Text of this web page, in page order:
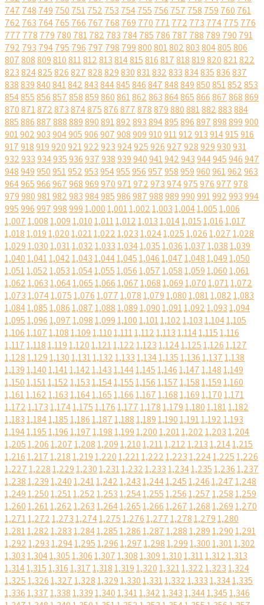
747 748 749 750 751752 753 754755 756 757 758 759 760 761
762 763 764765 766 767 768 769 770 771772 773 774775 776
777 778 779 780 781782 783 784785 786 787 788 789 790 791
792 793 794795 796 797 798 799800801802803804805806
807808809810811812813814815816817818819820821822
823824825826827828829830831832833834835836837
838839840841842843844845846847848849850851852853
854855856857858859860861862863864865866867868869
870871872873874875876877878879880881882883884
885886887888889890891892893894895896897898899900
901902903904905906907908909910911912913914915916
917918919920921922923924925926927928929930931
932933934935936937938939940941942943944945946947
948949950951952953954955956957958959960961962963
964965966967968969970971972973974975976977978
979980981982983984985986987988989990991992993994
9959969979989991,0001,0011,0021,0031,0041,0051,006
1,0071,0081,0091,0101,0111,0121,0131,0141,0151,0161,017
1,0181,0191,0201,0211,0221,0231,0241,0251,0261,0271,028
1,0291,0301,0311,0321,0331,0341,0351,0361,0371,0381,039
1,0401,0411,0421,0431,0441,0451,0461,0471,0481,0491,050
1,0511,0521,0531,0541,0551,0561,0571,0581,0591,0601,061
1,0621,0631,0641,0651,0661,0671,0681,0691,0701,0711,072
1,0731,0741,0751,0761,0771,0781,0791,0801,0811,0821,083
1,0841,0851,0861,0871,0881,0891,0901,0911,0921,0931,094
1,0951,0961,0971,0981,0991,1001,1011,1021,1031,1041,105
1,1061,1071,1081,1091,1101,1111,1121,1131,1141,1151,116
1,1171,1181,1191,1201,1211,1221,1231,1241,1251,1261,127
1,1281,1291,1301,1311,1321,1331,1341,1351,1361,1371,138
1,1391,1401,1411,1421,1431,1441,1451,1461,1471,1481,149
1,1501,1511,1521,1531,1541,1551,1561,1571,1581,1591,160
1,1611,1621,1631,1641,1651,1661,1671,1681,1691,1701,171
1,1721,1731,1741,1751,1761,1771,1781,1791,1801,1811,182
1,1831,1841,1851,1861,1871,1881,1891,1901,1911,1921,193
1,1941,1951,1961,1971,1981,1991,2001,2011,2021,2031,204
1,2051,2061,2071,2081,2091,2101,2111,2121,2131,2141,215
1,2161,2171,2181,2191,2201,2211,2221,2231,2241,2251,226
1,2271,2281,2291,2301,2311,2321,2331,2341,2351,2361,237
1,2381,2391,2401,2411,2421,2431,2441,2451,2461,2471,248
1,2491,2501,2511,2521,2531,2541,2551,2561,2571,2581,259
1,2601,2611,2621,2631,2641,2651,2661,2671,2681,2691,270
1,2711,2721,2731,2741,2751,2761,2771,2781,2791,280
1,2811,2821,2831,2841,2851,2861,2871,2881,2891,2901,291
1,2921,2931,2941,2951,2961,2971,2981,2991,3001,3011,302
1,3031,3041,3051,3061,3071,3081,3091,3101,3111,3121,313
1,3141,3151,3161,3171,3181,3191,3201,3211,3221,3231,324
1,3251,3261,3271,3281,3291,3301,3311,3321,3331,3341,335
1,3361,3371,3381,3391,3401,3411,3421,3431,3441,3451,346